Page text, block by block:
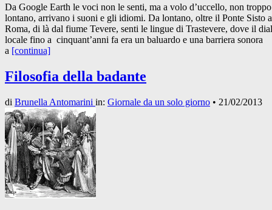
Da Google Earth le voci non le senti, ma a volo d’uccello, non troppo
lontano, arrivano i suoni e gli idiomi. Da lontano, oltre il Ponte Sisto a
Roma, di là dal fiume Tevere, senti le lingue di Trastevere, dove il
locale fino a cinquant’anni fa era un baluardo e una barriera sonora
a [continua]
Filosofia della badante
di Brunella Antomarini in: Giornale da un solo giorno • 21/02/2013